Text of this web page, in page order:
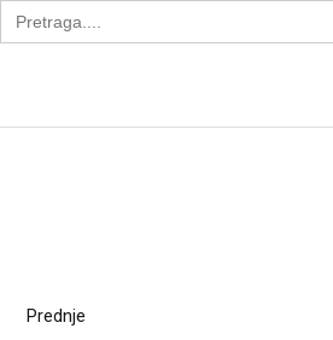
Search
for:
Skip
to
Prednje